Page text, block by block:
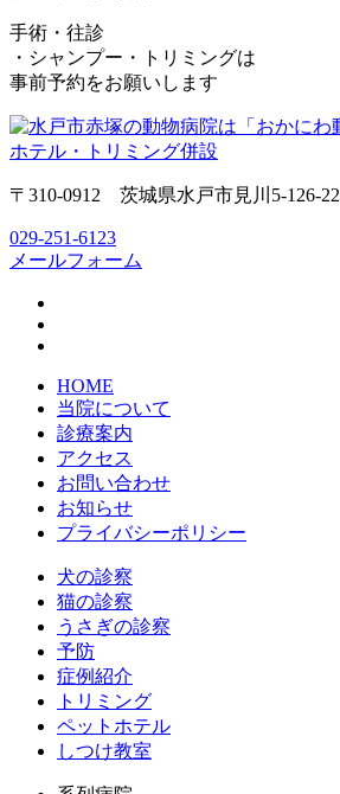
手術・往診
・シャンプー・トリミングは
事前予約をお願いします
〒310-0912 茨城県水戸市見川5-126-22
029-251-6123
メールフォーム
HOME
当院について
診療案内
アクセス
お問い合わせ
お知らせ
プライバシーポリシー
犬の診察
猫の診察
うさぎの診察
予防
症例紹介
トリミング
ペットホテル
しつけ教室